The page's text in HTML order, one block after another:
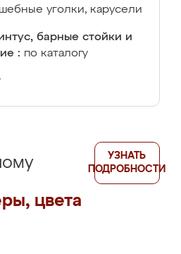
уголки, карусели
барные стойки и
: по каталогу
цвета
УЗНАТЬ
ПОДРОБНОСТИ